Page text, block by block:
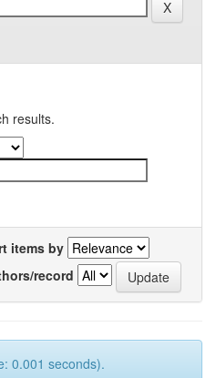
results.
items by
record
0.001 seconds).